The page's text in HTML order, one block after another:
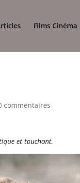
Films Cinéma
commentaires
et touchant.